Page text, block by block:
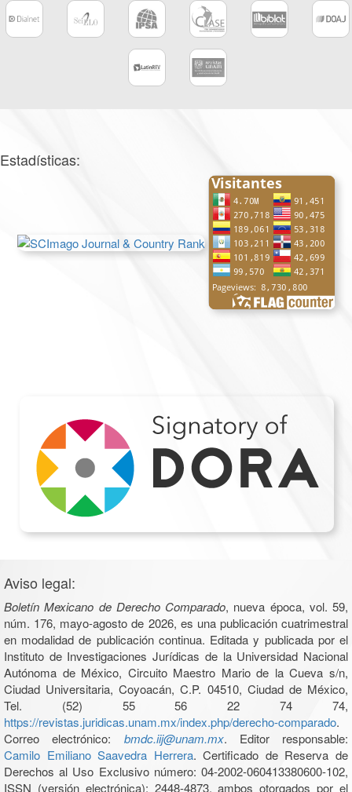
Estadísticas:
Aviso legal:
Boletín Mexicano de Derecho Comparado, nueva época, vol. 59,
núm. 176, mayo-agosto de 2026, es una publicación cuatrimestral
en modalidad de publicación continua. Editada y publicada por el
Instituto de Investigaciones Jurídicas de la Universidad Nacional
Autónoma de México, Circuito Maestro Mario de la Cueva s/n,
Ciudad Universitaria, Coyoacán, C.P. 04510, Ciudad de México,
Tel. (52) 55 56 22 74 74,
https://revistas.juridicas.unam.mx/index.php/derecho-comparado.
Correo electrónico: bmdc.iij@unam.mx. Editor responsable:
Camilo Emiliano Saavedra Herrera. Certificado de Reserva de
Derechos al Uso Exclusivo número: 04-2002-060413380600-102,
ISSN (versión electrónica): 2448-4873, ambos otorgados por el